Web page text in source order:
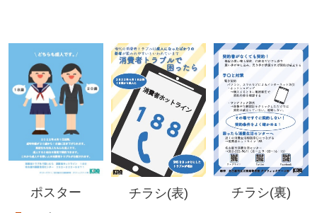
ポスター チラシ(表) チラシ(裏)